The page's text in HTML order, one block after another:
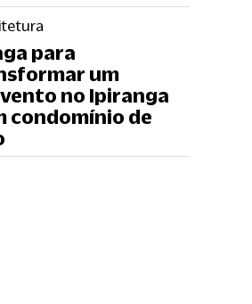
para
um
no Ipiranga
condomínio de